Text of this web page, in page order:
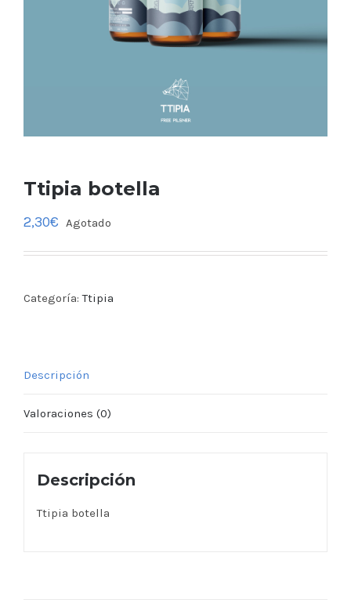
Ttipia botella
2,30€ Agotado
Categoría:Ttipia
Descripción
Valoraciones (0)
Descripción
Ttipia botella